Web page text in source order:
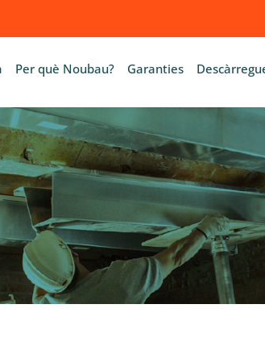
Per què Noubau? Garanties